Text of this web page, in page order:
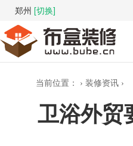
郑州 [切换]
当前位置： › 装修资讯 ›
卫浴外贸